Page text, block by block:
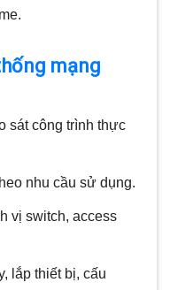
mạng
sát công trình thực
nhu cầu sử dụng.
vị switch, access
lắp thiết bị, cấu